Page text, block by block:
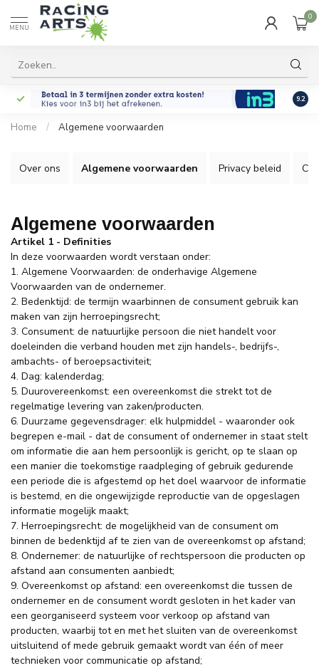
MENU
0
9.2
Home / Algemene voorwaarden
Over ons Algemene voorwaarden Privacy beleid
Algemene voorwaarden
Artikel 1 - Definities
In deze voorwaarden wordt verstaan onder:
1. Algemene Voorwaarden: de onderhavige Algemene
Voorwaarden van de ondernemer.
2. Bedenktijd: de termijn waarbinnen de consument gebruik kan
maken van zijn herroepingsrecht;
3. Consument: de natuurlijke persoon die niet handelt voor
doeleinden die verband houden met zijn handels-, bedrijfs-,
ambachts- of beroepsactiviteit;
4. Dag: kalenderdag;
5. Duurovereenkomst: een overeenkomst die strekt tot de
regelmatige levering van zaken/producten.
6. Duurzame gegevensdrager: elk hulpmiddel - waaronder ook
begrepen e-mail - dat de consument of ondernemer in staat stelt
om informatie die aan hem persoonlijk is gericht, op te slaan op
een manier die toekomstige raadpleging of gebruik gedurende
een periode die is afgestemd op het doel waarvoor de informatie
is bestemd, en die ongewijzigde reproductie van de opgeslagen
informatie mogelijk maakt;
7. Herroepingsrecht: de mogelijkheid van de consument om
binnen de bedenktijd af te zien van de overeenkomst op afstand;
8. Ondernemer: de natuurlijke of rechtspersoon die producten op
afstand aan consumenten aanbiedt;
9. Overeenkomst op afstand: een overeenkomst die tussen de
ondernemer en de consument wordt gesloten in het kader van
een georganiseerd systeem voor verkoop op afstand van
producten, waarbij tot en met het sluiten van de overeenkomst
uitsluitend of mede gebruik gemaakt wordt van één of meer
technieken voor communicatie op afstand;